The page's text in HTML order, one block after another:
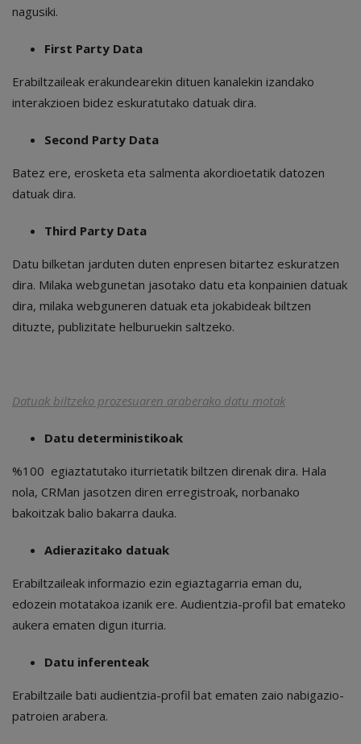
nagusiki.
First Party Data
Erabiltzaileak erakundearekin dituen kanalekin izandako
interakzioen bidez eskuratutako datuak dira.
Second Party Data
Batez ere, erosketa eta salmenta akordioetatik datozen
datuak dira.
Third Party Data
Datu bilketan jarduten duten enpresen bitartez eskuratzen
dira. Milaka webgunetan jasotako datu eta konpainien datuak
dira, milaka webguneren datuak eta jokabideak biltzen
dituzte, publizitate helburuekin saltzeko.
Datuak biltzeko prozesuaren araberako datu motak
Datu deterministikoak
%100 egiaztatutako iturrietatik biltzen direnak dira. Hala
nola, CRMan jasotzen diren erregistroak, norbanako
bakoitzak balio bakarra dauka.
Adierazitako datuak
Erabiltzaileak informazio ezin egiaztagarria eman du,
edozein motatakoa izanik ere. Audientzia-profil bat emateko
aukera ematen digun iturria.
Datu inferenteak
Erabiltzaile bati audientzia-profil bat ematen zaio nabigazio-
patroien arabera.